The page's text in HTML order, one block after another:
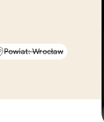
Powiat: Wrocław